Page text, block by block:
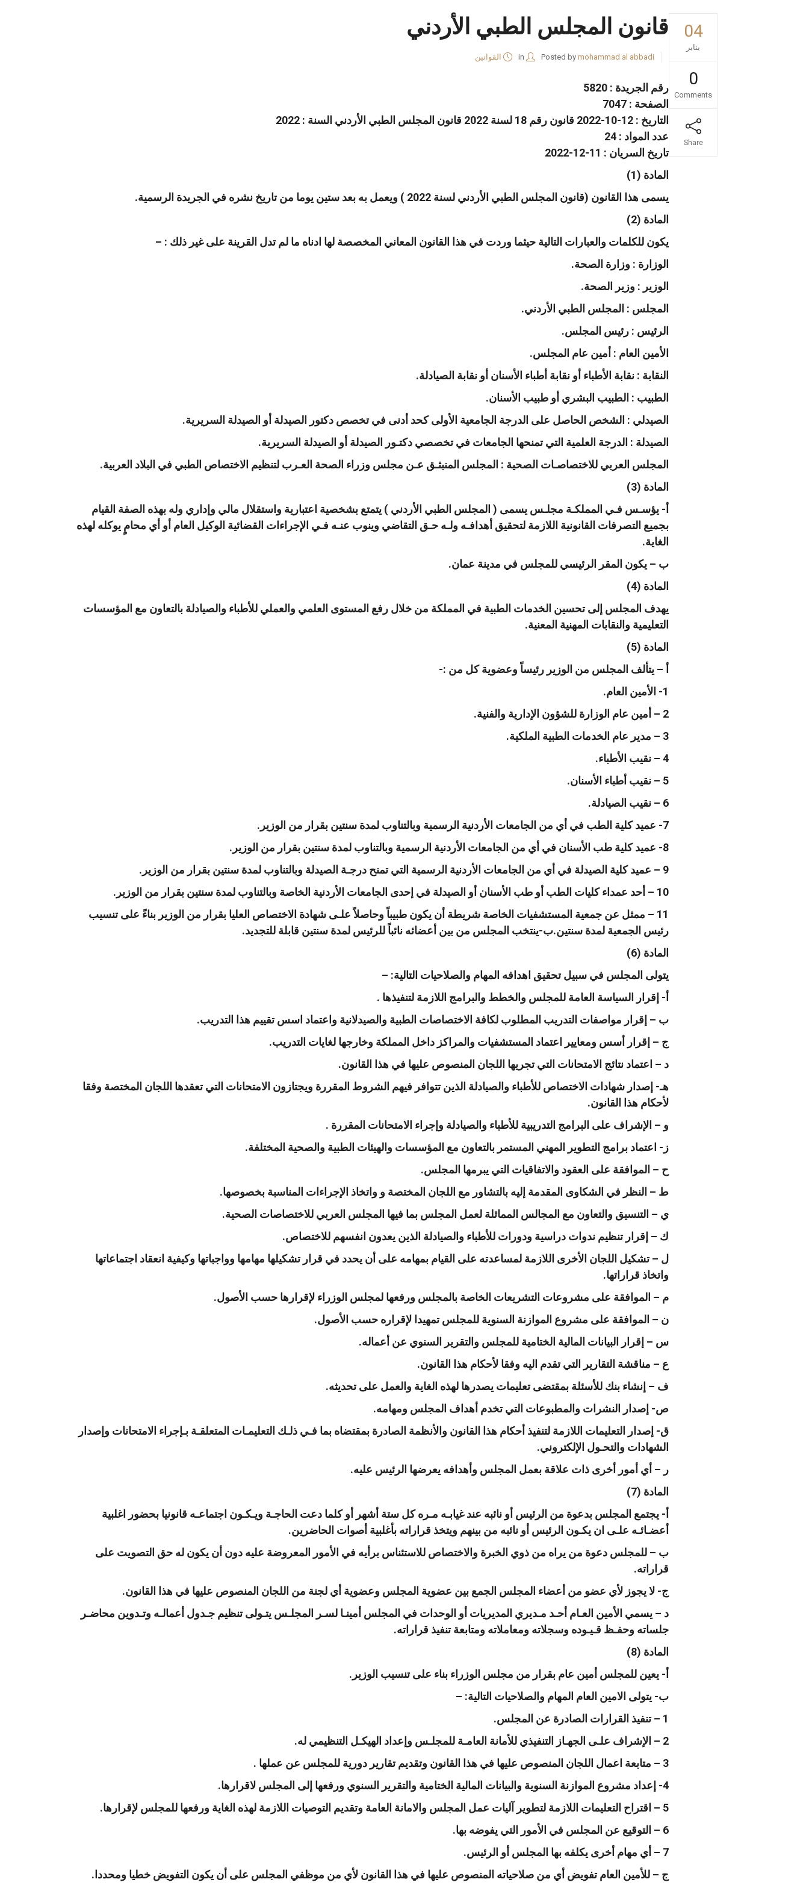
04
يناير
0
Comments
Share
قانون المجلس الطبي الأردني
Posted by mohammad al abbadi
in القوانين
رقم الجريدة : 5820
الصفحة : 7047
التاريخ : 12-10-2022 قانون رقم 18 لسنة 2022 قانون المجلس الطبي الأردني السنة : 2022
عدد المواد : 24
تاريخ السريان : 11-12-2022
المادة (1)
يسمى هذا القانون (قانون المجلس الطبي الأردني لسنة 2022 ) ويعمل به بعد ستين يوما من تاريخ نشره في الجريدة الرسمية.
المادة (2)
يكون للكلمات والعبارات التالية حيثما وردت في هذا القانون المعاني المخصصة لها ادناه ما لم تدل القرينة على غير ذلك : –
الوزارة : وزارة الصحة.
الوزير : وزير الصحة.
المجلس : المجلس الطبي الأردني.
الرئيس : رئيس المجلس.
الأمين العام : أمين عام المجلس.
النقابة : نقابة الأطباء أو نقابة أطباء الأسنان أو نقابة الصيادلة.
الطبيب : الطبيب البشري أو طبيب الأسنان.
الصيدلي : الشخص الحاصل على الدرجة الجامعية الأولى كحد أدنى في تخصص دكتور الصيدلة أو الصيدلة السريرية.
الصيدلة : الدرجة العلمية التي تمنحها الجامعات في تخصصي دكتـور الصيدلة أو الصيدلة السريرية.
المجلس العربي للاختصاصـات الصحية : المجلس المنبثـق عـن مجلس وزراء الصحة العـرب لتنظيم الاختصاص الطبي في البلاد العربية.
المادة (3)
أ- يؤسـس فـي المملكـة مجلـس يسمى ( المجلس الطبي الأردني ) يتمتع بشخصية اعتبارية واستقلال مالي وإداري وله بهذه الصفة القيام
بجميع التصرفات القانونية اللازمة لتحقيق أهدافـه ولـه حـق التقاضي وينوب عنـه فـي الإجراءات القضائية الوكيل العام أو أي محامٍ يوكله لهذه
الغاية.
ب – يكون المقر الرئيسي للمجلس في مدينة عمان.
المادة (4)
يهدف المجلس إلى تحسين الخدمات الطبية في المملكة من خلال رفع المستوى العلمي والعملي للأطباء والصيادلة بالتعاون مع المؤسسات
التعليمية والنقابات المهنية المعنية.
المادة (5)
أ – يتألف المجلس من الوزير رئيساً وعضوية كل من :-
1- الأمين العام.
2 – أمين عام الوزارة للشؤون الإدارية والفنية.
3 – مدير عام الخدمات الطبية الملكية.
4 – نقيب الأطباء.
5 – نقيب أطباء الأسنان.
6 – نقيب الصيادلة.
7- عميد كلية الطب في أي من الجامعات الأردنية الرسمية وبالتناوب لمدة سنتين بقرار من الوزير.
8- عميد كلية طب الأسنان في أي من الجامعات الأردنية الرسمية وبالتناوب لمدة سنتين بقرار من الوزير.
9 – عميد كلية الصيدلة في أي من الجامعات الأردنية الرسمية التي تمنح درجـة الصيدلة وبالتناوب لمدة سنتين بقرار من الوزير.
10 – أحد عمداء كليات الطب أو طب الأسنان أو الصيدلة في إحدى الجامعات الأردنية الخاصة وبالتناوب لمدة سنتين بقرار من الوزير.
11 – ممثل عن جمعية المستشفيات الخاصة شريطة أن يكون طبيباً وحاصلاً علـى شهادة الاختصاص العليا بقرار من الوزير بناءً على تنسيب
رئيس الجمعية لمدة سنتين.ب-ينتخب المجلس من بين أعضائه نائباً للرئيس لمدة سنتين قابلة للتجديد.
المادة (6)
يتولى المجلس في سبيل تحقيق اهدافه المهام والصلاحيات التالية: –
أ- إقرار السياسة العامة للمجلس والخطط والبرامج اللازمة لتنفيذها .
ب – إقرار مواصفات التدريب المطلوب لكافة الاختصاصات الطبية والصيدلانية واعتماد اسس تقييم هذا التدريب.
ج – إقرار أسس ومعايير اعتماد المستشفيات والمراكز داخل المملكة وخارجها لغايات التدريب.
د – اعتماد نتائج الامتحانات التي تجريها اللجان المنصوص عليها في هذا القانون.
هـ- إصدار شهادات الاختصاص للأطباء والصيادلة الذين تتوافر فيهم الشروط المقررة ويجتازون الامتحانات التي تعقدها اللجان المختصة وفقا
لأحكام هذا القانون.
و – الإشراف على البرامج التدريبية للأطباء والصيادلة وإجراء الامتحانات المقررة .
ز- اعتماد برامج التطوير المهني المستمر بالتعاون مع المؤسسات والهيئات الطبية والصحية المختلفة.
ح – الموافقة على العقود والاتفاقيات التي يبرمها المجلس.
ط – النظر في الشكاوى المقدمة إليه بالتشاور مع اللجان المختصة و واتخاذ الإجراءات المناسبة بخصوصها.
ي – التنسيق والتعاون مع المجالس المماثلة لعمل المجلس بما فيها المجلس العربي للاختصاصات الصحية.
ك – إقرار تنظيم ندوات دراسية ودورات للأطباء والصيادلة الذين يعدون انفسهم للاختصاص.
ل – تشكيل اللجان الأخرى اللازمة لمساعدته على القيام بمهامه على أن يحدد في قرار تشكيلها مهامها وواجباتها وكيفية انعقاد اجتماعاتها
واتخاذ قراراتها.
م – الموافقة على مشروعات التشريعات الخاصة بالمجلس ورفعها لمجلس الوزراء لإقرارها حسب الأصول.
ن – الموافقة على مشروع الموازنة السنوية للمجلس تمهيدا لإقراره حسب الأصول.
س – إقرار البيانات المالية الختامية للمجلس والتقرير السنوي عن أعماله.
ع – مناقشة التقارير التي تقدم اليه وفقا لأحكام هذا القانون.
ف – إنشاء بنك للأسئلة بمقتضى تعليمات يصدرها لهذه الغاية والعمل على تحديثه.
ص- إصدار النشرات والمطبوعات التي تخدم أهداف المجلس ومهامه.
ق- إصدار التعليمات اللازمة لتنفيذ أحكام هذا القانون والأنظمة الصادرة بمقتضاه بما فـي ذلـك التعليمـات المتعلقـة بـإجراء الامتحانات وإصدار
الشهادات والتحـول الإلكتروني.
ر – أي أمور أخرى ذات علاقة بعمل المجلس وأهدافه يعرضها الرئيس عليه.
المادة (7)
أ- يجتمع المجلس بدعوة من الرئيس أو نائبه عند غيابـه مـره كل ستة أشهر أو كلما دعت الحاجـة ويـكـون اجتماعـه قانونيا بحضور اغلبية
أعضـائـه علـى ان يكـون الرئيس أو نائبه من بينهم ويتخذ قراراته بأغلبية أصوات الحاضرين.
ب – للمجلس دعوة من يراه من ذوي الخبرة والاختصاص للاستئناس برأيه في الأمور المعروضة عليه دون أن يكون له حق التصويت على
قراراته.
ج- لا يجوز لأي عضو من أعضاء المجلس الجمع بين عضوية المجلس وعضوية أي لجنة من اللجان المنصوص عليها في هذا القانون.
د – يسمي الأمين العـام أحـد مـديري المديريات أو الوحدات في المجلس أمينـا لسـر المجلـس يتـولى تنظيم جـدول أعمالـه وتـدوين محاضـر
جلساته وحفـظ قـيـوده وسجلاته ومعاملاته ومتابعة تنفيذ قراراته.
المادة (8)
أ- يعين للمجلس أمين عام بقرار من مجلس الوزراء بناء على تنسيب الوزير.
ب- يتولى الامين العام المهام والصلاحيات التالية: –
1 – تنفيذ القرارات الصادرة عن المجلس.
2 – الإشراف علـى الجهـاز التنفيذي للأمانة العامـة للمجلـس وإعداد الهيكـل التنظيمي له.
3 – متابعة اعمال اللجان المنصوص عليها في هذا القانون وتقديم تقارير دورية للمجلس عن عملها .
4- إعداد مشروع الموازنة السنوية والبيانات المالية الختامية والتقرير السنوي ورفعها إلى المجلس لاقرارها.
5 – اقتراح التعليمات اللازمة لتطوير آليات عمل المجلس والامانة العامة وتقديم التوصيات اللازمة لهذه الغاية ورفعها للمجلس لإقرارها.
6 – التوقيع عن المجلس في الأمور التي يفوضه بها.
7 – أي مهام أخرى يكلفه بها المجلس أو الرئيس.
ج – للأمين العام تفويض أي من صلاحياته المنصوص عليها في هذا القانون لأي من موظفي المجلس على أن يكون التفويض خطيا ومحددا.